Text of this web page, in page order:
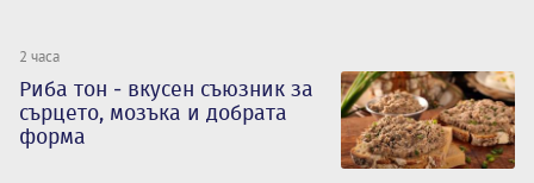
2 часа
Риба тон - вкусен съюзник за
сърцето, мозъка и добрата
форма